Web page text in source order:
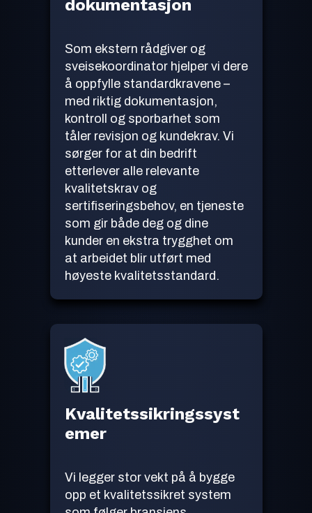
dokumentasjon
Som ekstern rådgiver og
sveisekoordinator hjelper vi dere
å oppfylle standardkravene –
med riktig dokumentasjon,
kontroll og sporbarhet som
tåler revisjon og kundekrav. Vi
sørger for at din bedrift
etterlever alle relevante
kvalitetskrav og
sertifiseringsbehov, en tjeneste
som gir både deg og dine
kunder en ekstra trygghet om
at arbeidet blir utført med
høyeste kvalitetsstandard.
Kvalitetssikringssyst
emer
Vi legger stor vekt på å bygge
opp et kvalitetssikret system